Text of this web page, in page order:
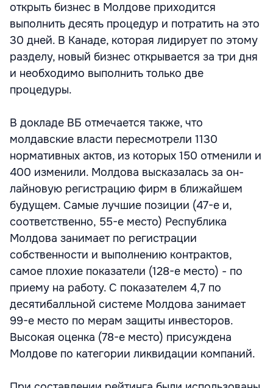
открыть бизнес в Молдове приходится
выполнить десять процедур и потратить на это
30 дней. В Канаде, которая лидирует по этому
разделу, новый бизнес открывается за три дня
и необходимо выполнить только две
процедуры.
В докладе ВБ отмечается также, что
молдавские власти пересмотрели 1130
нормативных актов, из которых 150 отменили и
400 изменили. Молдова высказалась за он-
лайновую регистрацию фирм в ближайшем
будущем. Самые лучшие позиции (47-е и,
соответственно, 55-е место) Республика
Молдова занимает по регистрации
собственности и выполнению контрактов,
самое плохие показатели (128-е место) - по
приему на работу. С показателем 4,7 по
десятибалльной системе Молдова занимает
99-е место по мерам защиты инвесторов.
Высокая оценка (78-е место) присуждена
Молдове по категории ликвидации компаний.